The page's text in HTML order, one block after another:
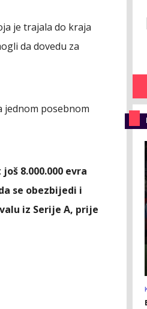
je trajala do kraja
da dovedu za
jednom posebnom
8.000.000 evra
se obezbijedi i
iz Serije A, prije